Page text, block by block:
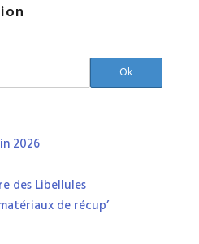
2026
des Libellules
de récup’